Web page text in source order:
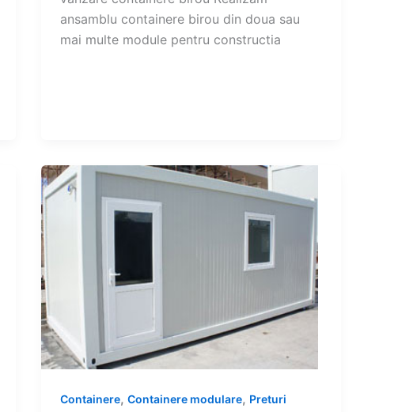
ansamblu containere birou din doua sau
mai multe module pentru constructia
Containere,Containere modulare, Preturi